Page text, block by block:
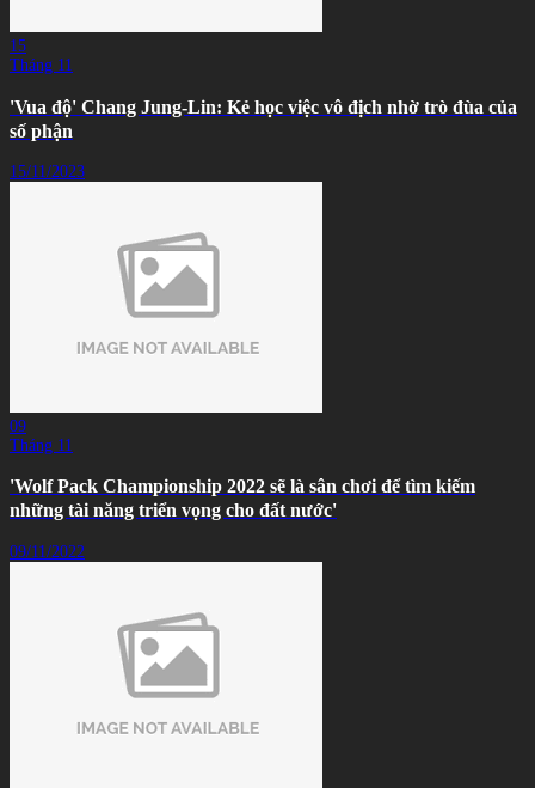
15
Tháng 11
'Vua độ' Chang Jung-Lin: Kẻ học việc vô địch nhờ trò đùa của
số phận
15/11/2023
09
Tháng 11
'Wolf Pack Championship 2022 sẽ là sân chơi để tìm kiếm
những tài năng triển vọng cho đất nước'
09/11/2022